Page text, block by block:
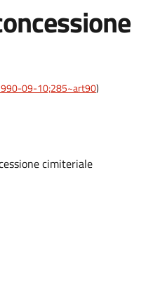
09-10;285~art90)
cimiteriale